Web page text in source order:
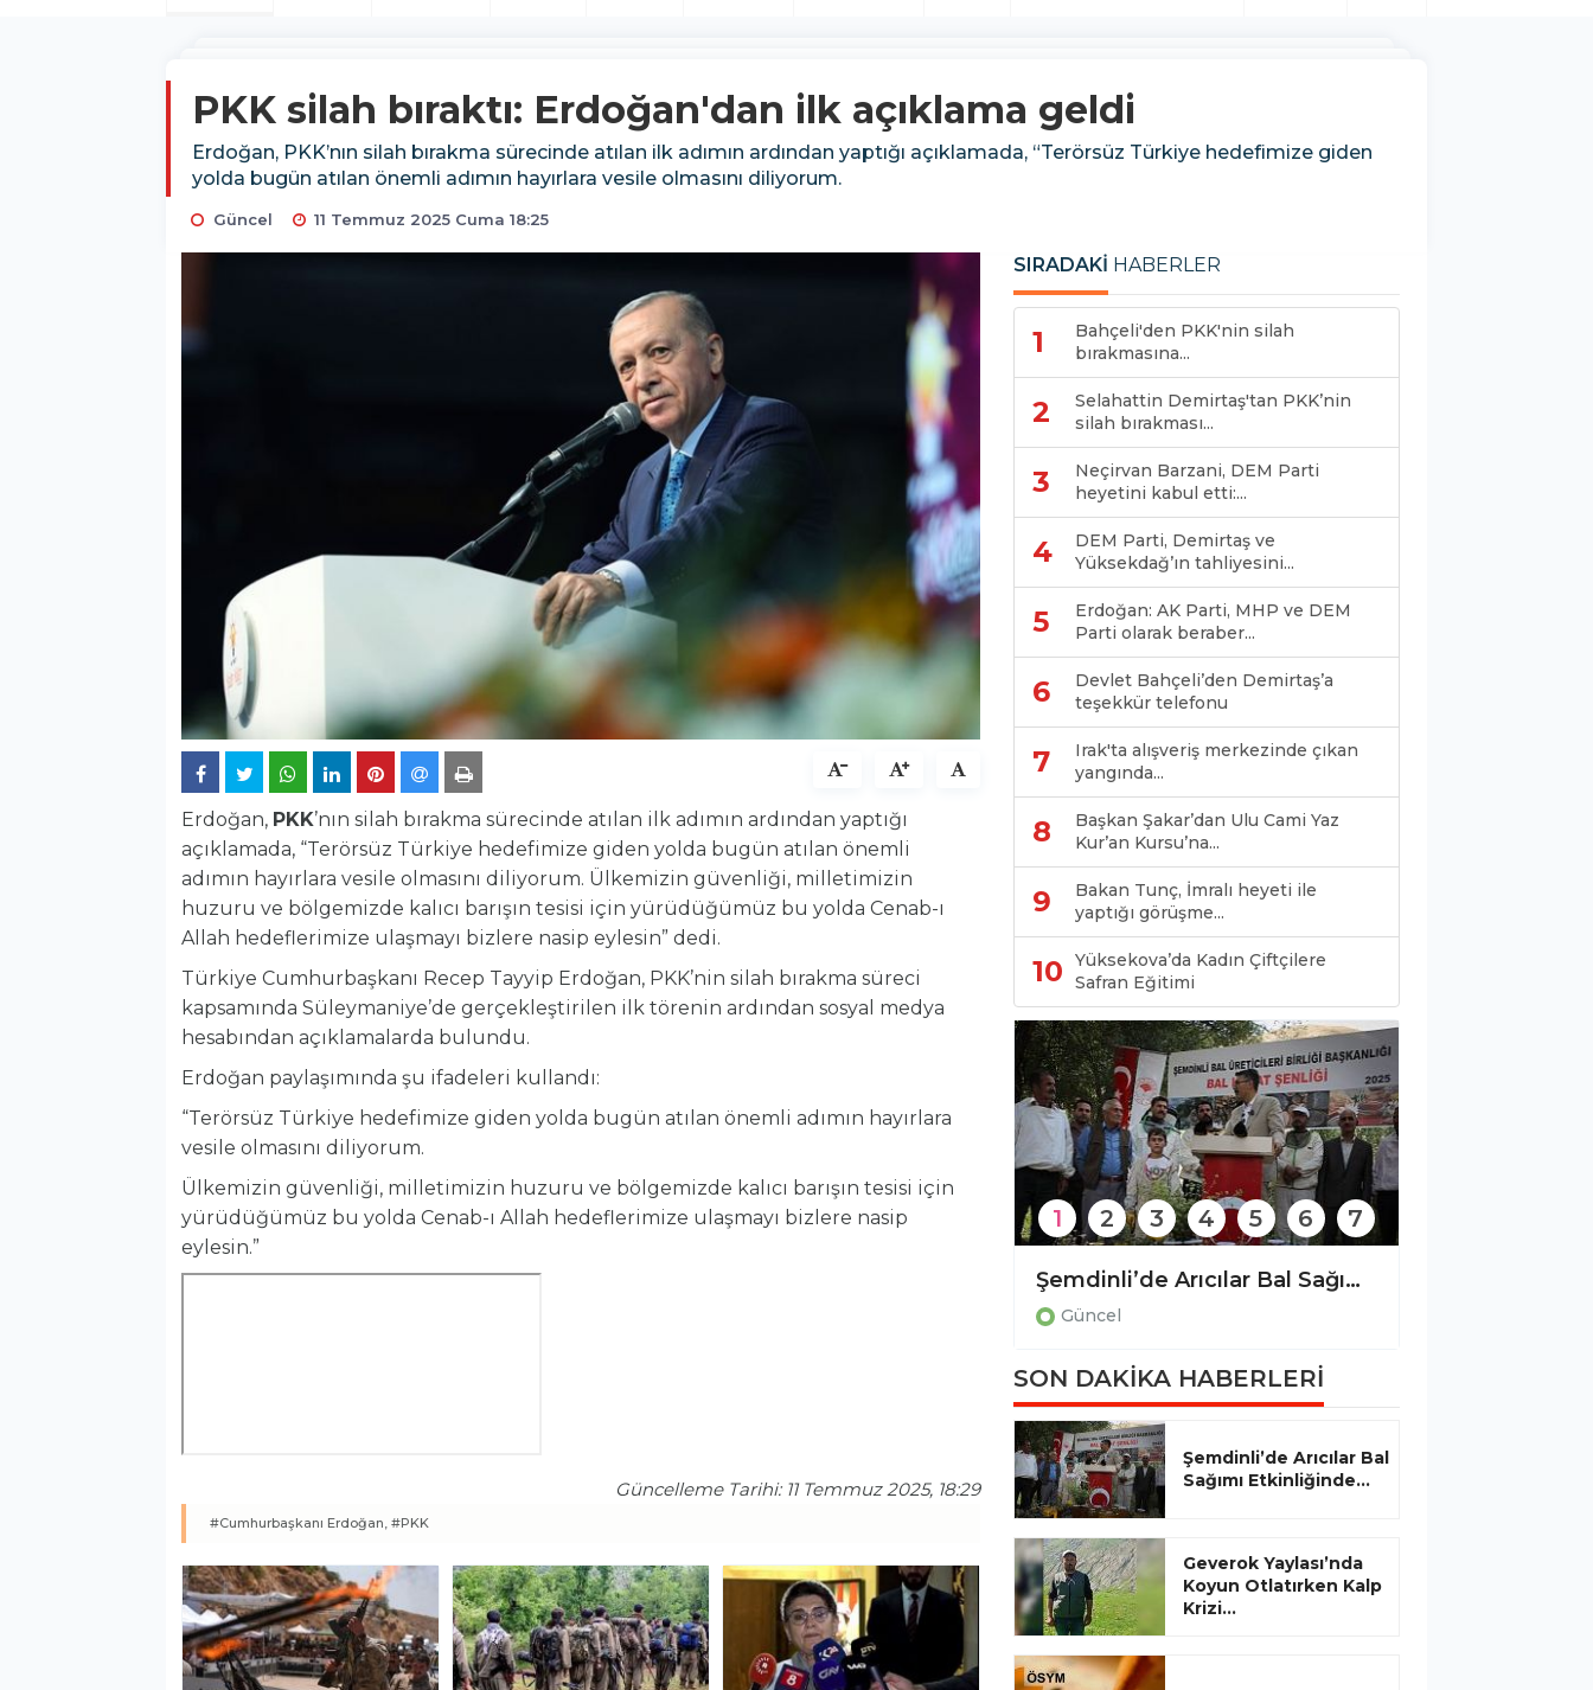
PKK silah bıraktı: Erdoğan'dan ilk açıklama geldi
Erdoğan, PKK’nın silah bırakma sürecinde atılan ilk adımın ardından yaptığı açıklamada, “Terörsüz Türkiye hedefimize giden
yolda bugün atılan önemli adımın hayırlara vesile olmasını diliyorum.
Güncel 11 Temmuz 2025 Cuma 18:25
Erdoğan, PKK’nın silah bırakma sürecinde atılan ilk adımın ardından yaptığı
açıklamada, “Terörsüz Türkiye hedefimize giden yolda bugün atılan önemli
adımın hayırlara vesile olmasını diliyorum. Ülkemizin güvenliği, milletimizin
huzuru ve bölgemizde kalıcı barışın tesisi için yürüdüğümüz bu yolda Cenab-ı
Allah hedeflerimize ulaşmayı bizlere nasip eylesin” dedi.
Türkiye Cumhurbaşkanı Recep Tayyip Erdoğan, PKK’nin silah bırakma süreci
kapsamında Süleymaniye’de gerçekleştirilen ilk törenin ardından sosyal medya
hesabından açıklamalarda bulundu.
Erdoğan paylaşımında şu ifadeleri kullandı:
“Terörsüz Türkiye hedefimize giden yolda bugün atılan önemli adımın hayırlara
vesile olmasını diliyorum.
Ülkemizin güvenliği, milletimizin huzuru ve bölgemizde kalıcı barışın tesisi için
yürüdüğümüz bu yolda Cenab-ı Allah hedeflerimize ulaşmayı bizlere nasip
eylesin.”
Güncelleme Tarihi: 11 Temmuz 2025, 18:29
#Cumhurbaşkanı Erdoğan, #PKK
SIRADAKİ HABERLER
1
Bahçeli'den PKK'nin silah
bırakmasına...
2
Selahattin Demirtaş'tan PKK’nin
silah bırakması...
3
Neçirvan Barzani, DEM Parti
heyetini kabul etti:...
4
DEM Parti, Demirtaş ve
Yüksekdağ’ın tahliyesini...
5
Erdoğan: AK Parti, MHP ve DEM
Parti olarak beraber...
6
Devlet Bahçeli’den Demirtaş’a
teşekkür telefonu
7
Irak'ta alışveriş merkezinde çıkan
yangında...
8
Başkan Şakar’dan Ulu Cami Yaz
Kur’an Kursu’na...
9
Bakan Tunç, İmralı heyeti ile
yaptığı görüşme...
10
Yüksekova’da Kadın Çiftçilere
Safran Eğitimi
Şemdinli’de Arıcılar Bal Sağımı Etkinliğinde Bir Araya Geldi
Güncel
1 2 3 4 5 6 7
SON DAKİKA HABERLERİ
Şemdinli’de Arıcılar Bal
Sağımı Etkinliğinde...
Geverok Yaylası’nda
Koyun Otlatırken Kalp
Krizi...